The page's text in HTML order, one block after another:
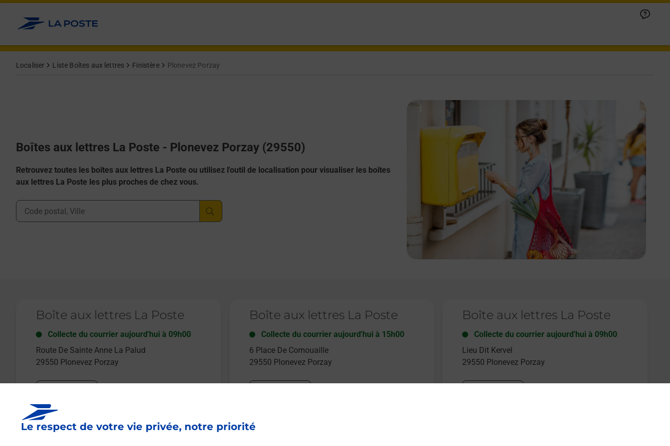
Le respect de votre vie privée, notre priorité
Allez au contenu
Localiser Liste Boîtes aux lettres Finistère Plonevez Porzay
Boîtes aux lettres La Poste - Plonevez Porzay (29550)
Retrouvez toutes les boîtes aux lettres La Poste ou utilisez l'outil de localisation pour visualiser les boîtes
aux lettres La Poste les plus proches de chez vous.
Ville, Département, Code Postal
Boîte aux lettres La Poste
Collecte du courrier aujourd'hui à 09h00
Route De Sainte Anne La Palud
29550 Plonevez Porzay
Boîte aux lettres La Poste
Collecte du courrier aujourd'hui à 15h00
6 Place De Cornouaille
29550 Plonevez Porzay
Boîte aux lettres La Poste
Collecte du courrier aujourd'hui à 09h00
Lieu Dit Kervel
29550 Plonevez Porzay
Le lien s'ouvre dans un nouvel onglet Le lien s'ouvre dans un nouvel onglet